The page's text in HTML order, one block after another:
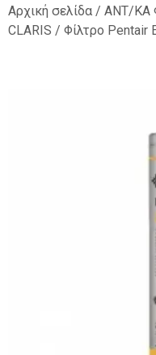
Αρχική σελίδα / ΑΝΤ/ΚΑ
CLARIS / Φίλτρο Pentair